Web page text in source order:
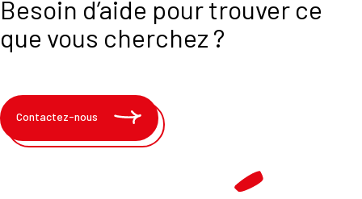
Besoin d’aide pour trouver ce
que vous cherchez ?
Contactez-nous